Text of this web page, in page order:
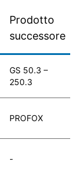
Prodotto
successore
GS 50.3 –
250.3
PROFOX
-